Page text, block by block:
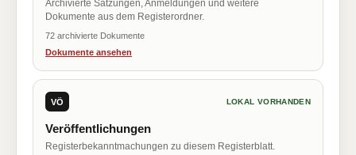
Archivierte Satzungen, Anmeldungen und weitere
Dokumente aus dem Registerordner.
72 archivierte Dokumente
Dokumente ansehen
VÖ LOKAL VORHANDEN
Veröffentlichungen
Registerbekanntmachungen zu diesem Registerblatt.